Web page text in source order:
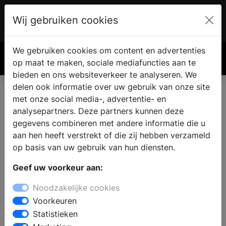
€ 0.00
Wij gebruiken cookies
We gebruiken cookies om content en advertenties
op maat te maken, sociale mediafuncties aan te
bieden en ons websiteverkeer te analyseren. We
delen ook informatie over uw gebruik van onze site
met onze social media-, advertentie- en
analysepartners. Deze partners kunnen deze
gegevens combineren met andere informatie die u
aan hen heeft verstrekt of die zij hebben verzameld
op basis van uw gebruik van hun diensten.
Geef uw voorkeur aan:
Noodzakelijke cookies
Voorkeuren
Statistieken